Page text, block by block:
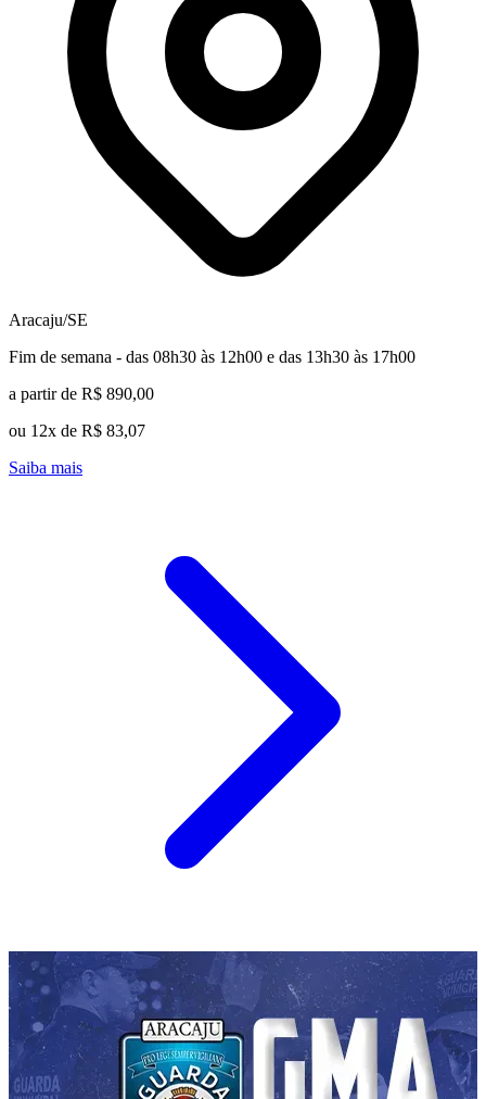
Aracaju/SE
Fim de semana - das 08h30 às 12h00 e das 13h30 às 17h00
a partir de R$ 890,00
ou 12x de R$ 83,07
Saiba mais